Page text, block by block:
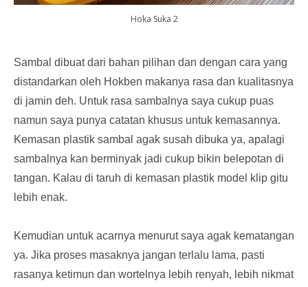
Hoka Suka 2
Sambal dibuat dari bahan pilihan dan dengan cara yang
distandarkan oleh Hokben makanya rasa dan kualitasnya
di jamin deh. Untuk rasa sambalnya saya cukup puas
namun saya punya catatan khusus untuk kemasannya.
Kemasan plastik sambal agak susah dibuka ya, apalagi
sambalnya kan berminyak jadi cukup bikin belepotan di
tangan. Kalau di taruh di kemasan plastik model klip gitu
lebih enak.
Kemudian untuk acarnya menurut saya agak kematangan
ya. Jika proses masaknya jangan terlalu lama, pasti
rasanya ketimun dan wortelnya lebih renyah, lebih nikmat